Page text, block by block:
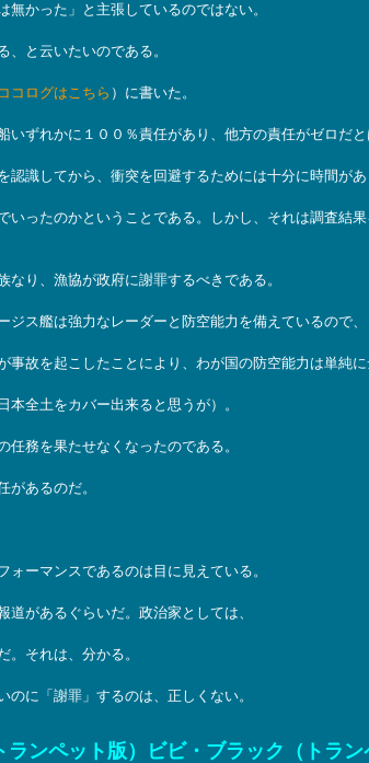
かった」と主張しているのではない。
と云いたいのである。
ココログはこちら ）に書いた。
ずれかに１００％責任があり、他方の責任がゼロだと
識してから、衝突を回避するためには十分に時間があ
ったのかということである。しかし、それは調査結果
り、漁協が政府に謝罪するべきである。
ス艦は強力なレーダーと防空能力を備えているので、
故を起こしたことにより、わが国の防空能力は単純に
全土をカバー出来ると思うが）。
務を果たせなくなったのである。
あるのだ。
ーマンスであるのは目に見えている。
があるぐらいだ。政治家としては、
それは、分かる。
に「謝罪」するのは、正しくない。
ンペット版）ビビ・ブラック（トラン